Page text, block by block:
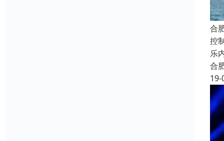
合
控
乐
合
19-